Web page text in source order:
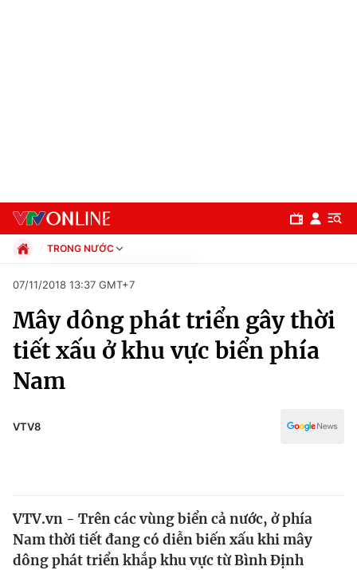
Chuyên mục
Chính trị
Thế giới
TRONG NƯỚC
Xã hội
Pháp luật
Kinh tế
Thể thao
Truyền hình
07/11/2018 13:37 GMT+7
Mây dông phát triển gây thời
tiết xấu ở khu vực biển phía
Nam
VTV8
VTV.vn - Trên các vùng biển cả nước, ở phía
Nam thời tiết đang có diễn biến xấu khi mây
dông phát triển khắp khu vực từ Bình Định